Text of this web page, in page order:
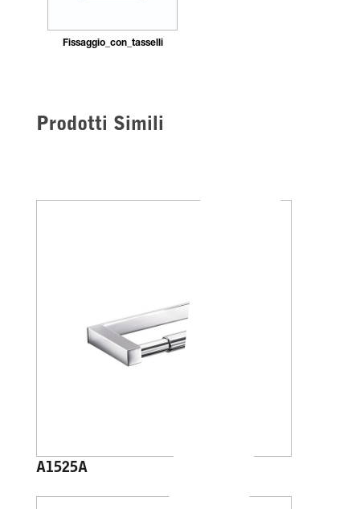
Fissaggio_con_tasselli
Prodotti Simili
A1525A